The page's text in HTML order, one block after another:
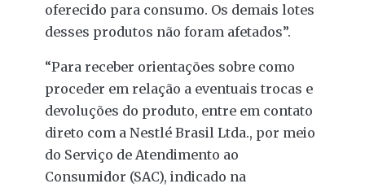
oferecido para consumo. Os demais lotes
desses produtos não foram afetados”.
“Para receber orientações sobre como
proceder em relação a eventuais trocas e
devoluções do produto, entre em contato
direto com a Nestlé Brasil Ltda., por meio
do Serviço de Atendimento ao
Consumidor (SAC), indicado na